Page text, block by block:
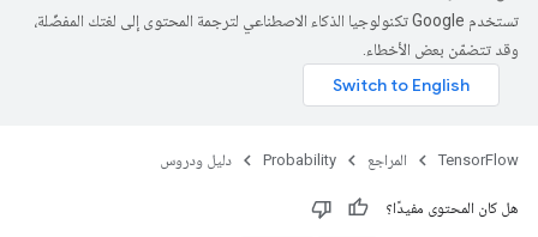
تستخدم Google تكنولوجيا الذكاء الاصطناعي لترجمة المحتوى إلى لغتك المفضّلة،
وقد تتضمّن بعض الأخطاء.
TensorFlow المراجع Probability دليل ودروس
هل كان المحتوى مفيدًا؟